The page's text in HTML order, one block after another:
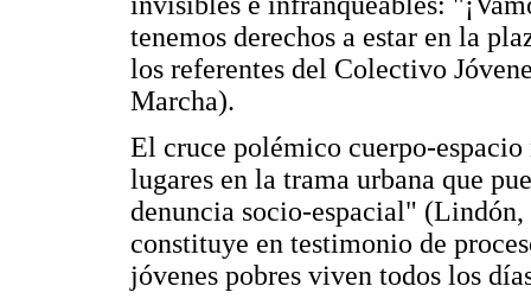
tenemos derechos a estar en la
los referentes del Colectivo
Marcha).
El cruce polémico cuerpo-
lugares en la trama urbana que
denuncia socio-espacial"
constituye en testimonio de
jóvenes pobres viven todos los